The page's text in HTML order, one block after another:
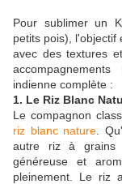
Pour sublimer un
petits pois), l'objectif
avec des textures
indienne complète :
1. Le Riz Blanc
Le compagnon
riz blanc nature .
autre riz à grains
généreuse et
pleinement. Le riz